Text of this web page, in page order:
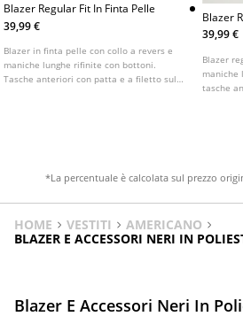
Blazer Regular Fit In Finta Pelle
39,99 €
Blazer in finta pelle con collo a revers e
maniche lunghe rifinite con bottoni.
Tasche anteriori con patta e a filetto sul
Blazer
39,99 €
Blazer
maniche
tasche
*La percentuale è calcolata sul prezzo
HOME VESTITI
AMERICANO
BLAZER E ACCESSORI NERI IN
Blazer E Accessori Neri In